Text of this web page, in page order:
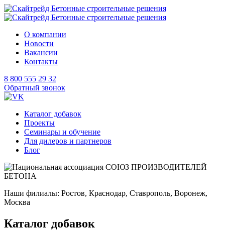
О компании
Новости
Вакансии
Контакты
8 800 555 29 32
Обратный звонок
Каталог добавок
Проекты
Семинары и обучение
Для дилеров и партнеров
Блог
Наши филиалы: Ростов, Краснодар, Ставрополь, Воронеж,
Москва
Каталог добавок